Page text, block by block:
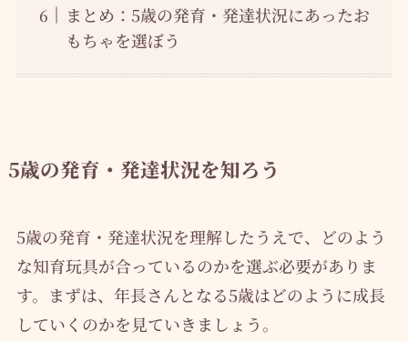
まとめ：5歳の発育・発達状況にあったお
もちゃを選ぼう
5歳の発育・発達状況を知ろう
5歳の発育・発達状況を理解したうえで、どのよう
な知育玩具が合っているのかを選ぶ必要がありま
す。まずは、年長さんとなる5歳はどのように成長
していくのかを見ていきましょう。